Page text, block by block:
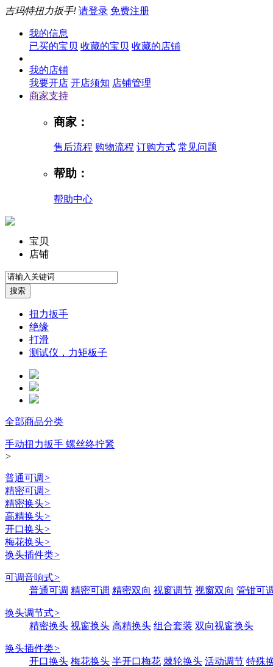
吉玛特扭力扳手! 请登录 免费注册
我的信息
已买的宝贝 收藏的宝贝 收藏的店铺
我的店铺
我要开店 开店须知 店铺管理
商家支持
商家：
售后流程 购物流程 订购方式 常见问题
帮助：
帮助中心
宝贝
店铺
扭力扳手
绝缘
打滑
测试仪，力矩板子
全部商品分类
手动扭力扳手 螺丝终拧紧
>
普通可调>
精密可调>
精密换头>
高精换头>
开口换头>
梅花换头>
换头插件类>
可调音响式>
普通可调 精密可调 精密双向 视窗调节 视窗双向 管钳可
换头调节式>
精密换头 视窗换头 高精换头 组合套装 双向视窗换头
换头插件类>
开口换头 梅花换头 半开口梅花 棘轮换头 活动调节 特殊